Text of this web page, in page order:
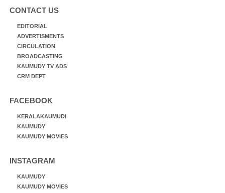
CONTACT US
EDITORIAL
ADVERTISMENTS
CIRCULATION
BROADCASTING
KAUMUDY TV ADS
CRM DEPT
FACEBOOK
KERALAKAUMUDI
KAUMUDY
KAUMUDY MOVIES
INSTAGRAM
KAUMUDY
KAUMUDY MOVIES